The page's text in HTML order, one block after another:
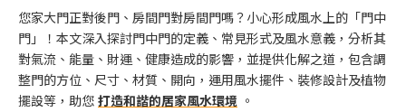
您家大門正對後門、房間門對房間門嗎？小心形成風水上的「門中
門」！本文深入探討門中門的定義、常見形式及風水意義，分析其
對氣流、能量、財運、健康造成的影響，並提供化解之道，包含調
整門的方位、尺寸、材質、開向，運用風水擺件、裝修設計及植物
擺設等，助您 打造和諧的居家風水環境 。